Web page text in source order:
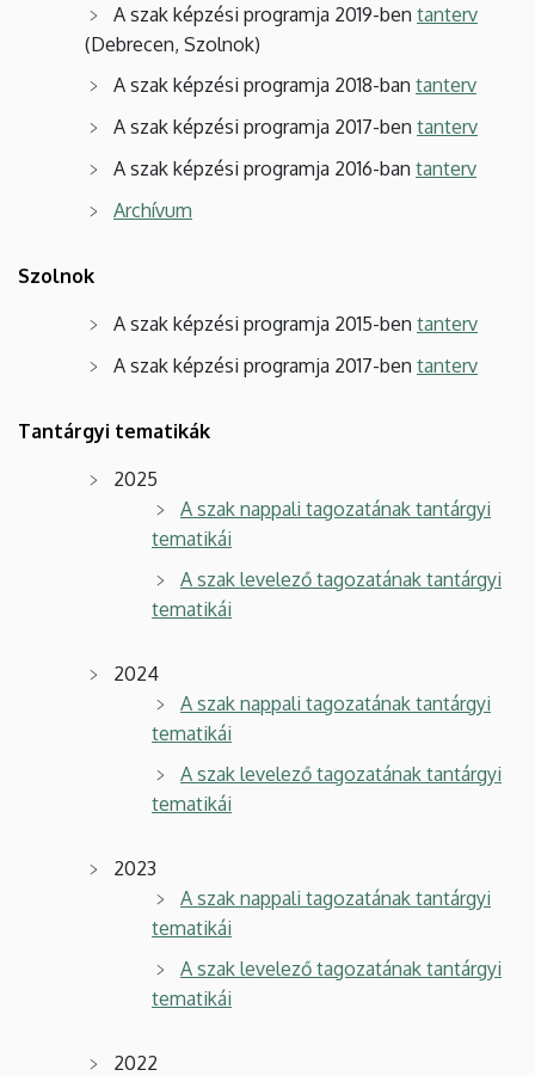
A szak képzési programja 2019-ben tanterv
(Debrecen, Szolnok)
A szak képzési programja 2018-ban tanterv
A szak képzési programja 2017-ben tanterv
A szak képzési programja 2016-ban tanterv
Archívum
Szolnok
A szak képzési programja 2015-ben tanterv
A szak képzési programja 2017-ben tanterv
Tantárgyi tematikák
2025
A szak nappali tagozatának tantárgyi
tematikái
A szak levelező tagozatának tantárgyi
tematikái
2024
A szak nappali tagozatának tantárgyi
tematikái
A szak levelező tagozatának tantárgyi
tematikái
2023
A szak nappali tagozatának tantárgyi
tematikái
A szak levelező tagozatának tantárgyi
tematikái
2022